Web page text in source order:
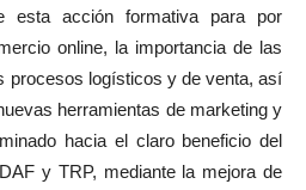
esta acción formativa para por
online, la importancia de las
procesos logísticos y de venta, así
herramientas de marketing y
hacia el claro beneficio del
y TRP, mediante la mejora de